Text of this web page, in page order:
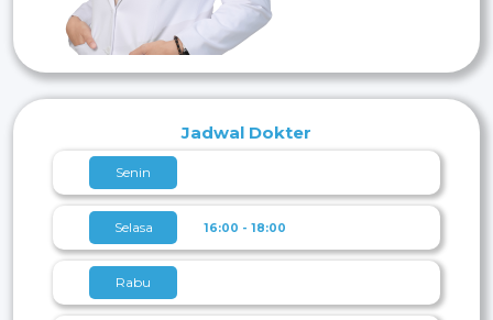
Jadwal Dokter
Senin
Selasa 16:00 - 18:00
Rabu